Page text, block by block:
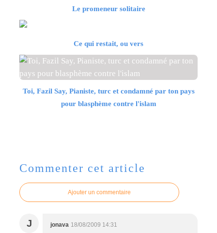
Le promeneur solitaire
Ce qui restait, ou vers
Toi, Fazil Say, Pianiste, turc et condamné par ton pays
pour blasphème contre l'islam
Commenter cet article
Ajouter un commentaire
J jonava 18/08/2009 14:31